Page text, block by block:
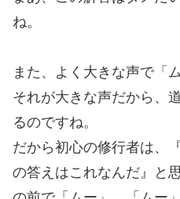
ね。
また、よく大きな声で「
それが大きな声だから、
るのですね。
だから初心の修行者は、
の答えはこれなんだ』と